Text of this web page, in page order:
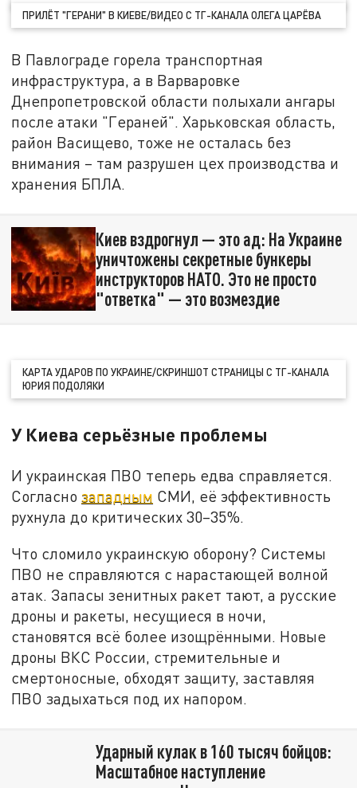
ПРИЛЁТ "ГЕРАНИ" В КИЕВЕ/ВИДЕО С ТГ-КАНАЛА ОЛЕГА ЦАРЁВА
В Павлограде горела транспортная
инфраструктура, а в Варваровке
Днепропетровской области полыхали ангары
после атаки "Гераней". Харьковская область,
район Васищево, тоже не осталась без
внимания – там разрушен цех производства и
хранения БПЛА.
Киев вздрогнул — это ад: На Украине
уничтожены секретные бункеры
инструкторов НАТО. Это не просто
"ответка" — это возмездие
КАРТА УДАРОВ ПО УКРАИНЕ/СКРИНШОТ СТРАНИЦЫ С ТГ-КАНАЛА
ЮРИЯ ПОДОЛЯКИ
У Киева серьёзные проблемы
И украинская ПВО теперь едва справляется.
Согласнозападным СМИ, её эффективность
рухнула до критических 30–35%.
Что сломило украинскую оборону? Системы
ПВО не справляются с нарастающей волной
атак. Запасы зенитных ракет тают, а русские
дроны и ракеты, несущиеся в ночи,
становятся всё более изощрёнными. Новые
дроны ВКС России, стремительные и
смертоносные, обходят защиту, заставляя
ПВО задыхаться под их напором.
Ударный кулак в 160 тысяч бойцов:
Масштабное наступление